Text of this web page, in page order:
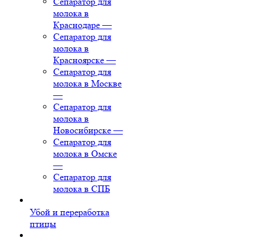
молока в
Краснодаре —
Сепаратор для
молока в
Красноярске —
Сепаратор для
молока в Москве
—
Сепаратор для
молока в
Новосибирске —
Сепаратор для
молока в Омске
—
Сепаратор для
молока в СПБ
Убой и переработка
птицы